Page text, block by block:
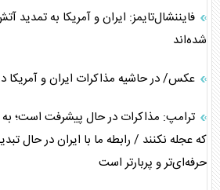
شده‌اند
عکس/ در حاشیه مذاکرات ایران و آمریکا
ترامپ: مذاکرات در حال پیشرفت است؛ به
که عجله نکنند / رابطه ما با ایران در حال
حرفه‌ای‌تر و پربارتر است